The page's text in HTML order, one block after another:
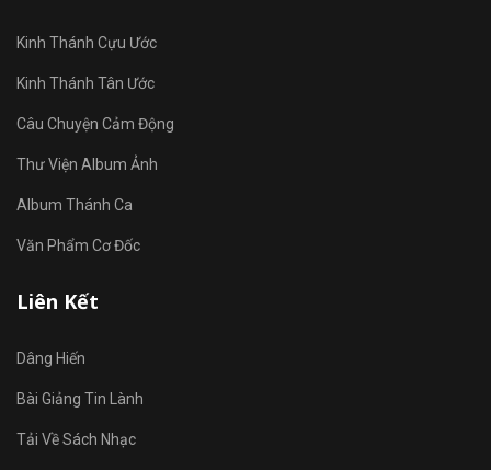
Kinh Thánh Cựu Ước
Kinh Thánh Tân Ước
Câu Chuyện Cảm Động
Thư Viện Album Ảnh
Album Thánh Ca
Văn Phẩm Cơ Đốc
Liên Kết
Dâng Hiến
Bài Giảng Tin Lành
Tải Về Sách Nhạc